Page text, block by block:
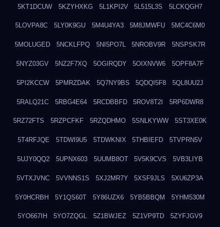
5KT1DCUW 5KZYHXKG 5L1KPI2V 5L515L3S 5LCKQGH7
5LOVPA8C 5LY0K9GU 5M4U4YA3 5M8JMWFU 5MC4C6M0
5MOLUGED 5NCKLFPQ 5NI5PO7L 5NROBV9R 5NSPSK7R
5NYZ03GV 5NZ2F7XQ 5OGIRQDY 5OIXNVW6 5OPF8A7F
5PI2KCCW 5PMRZDAK 5Q7NY9BS 5QDQI5F8 5QL8UU2J
5RALQ21C 5RBG4E64 5RCDBBFD 5ROV8T2I 5RP6DWR8
5RZ72FTS 5RZPCFKF 5RZQDHMO 5SNLKYWW 5ST3XE0K
5T4RFJQE 5TDWI9U5 5TDWKNIX 5THBIEFD 5TVPRN5V
5UJY0QQ2 5UPNX603 5UUMB8OT 5V5K9CVS 5VB3LIYB
5VTXJVNC 5VVNNS1S 5XJ2MR7Y 5XSF9JLS 5XU6ZP3A
5Y0HCRBH 5Y1QS60T 5Y86UZX6 5YB5BBQM 5YHM530M
5YO667IH 5YO7ZQGL 5Z1BWJEZ 5Z1VP9TD 5ZYFJGV9